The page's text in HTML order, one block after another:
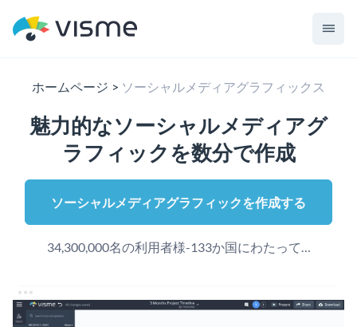
ホームページ ソーシャルメディアグラフィックス
魅力的なソーシャルメディアグ
ラフィックを数分で作成
ソーシャルメディアグラフィックを作成する
34,300,000名の利用者様-133か国にわたって…